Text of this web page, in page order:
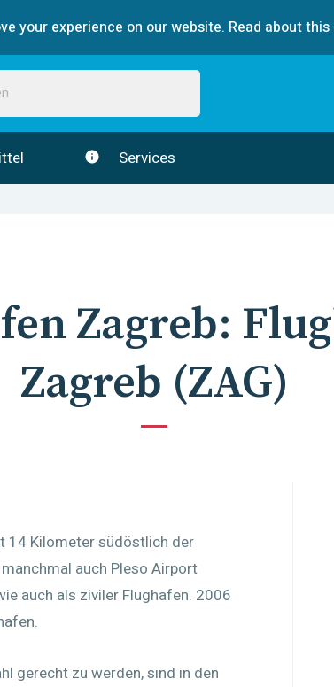
your experience on our website. Read about this
Services
Zagreb:
Zagreb (ZAG)
14 Kilometer südöstlich der
auch Pleso Airport
auch als ziviler Flughafen. 2006
gerecht zu werden, sind in den